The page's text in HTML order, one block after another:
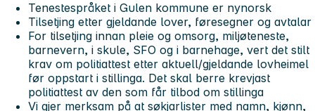
Tenestespråket i Gulen kommune er nynorsk
Tilsetjing etter gjeldande lover, føresegner og avtalar
For tilsetjing innan pleie og omsorg, miljøteneste,
barnevern, i skule, SFO og i barnehage, vert det stilt
krav om politiattest etter aktuell/gjeldande lovheimel
før oppstart i stillinga. Det skal berre krevjast
politiattest av den som får tilbod om stillinga
Vi gjer merksam på at søkjarlister med namn, kjønn,